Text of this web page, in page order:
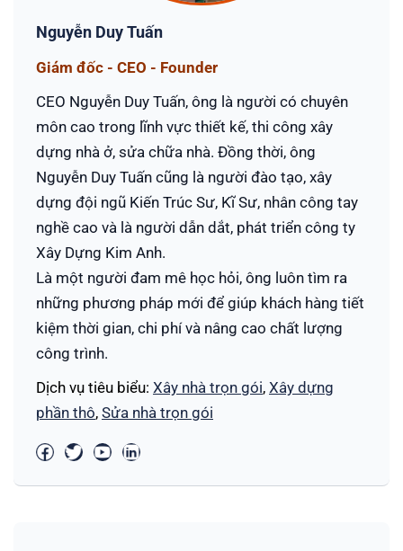
Nguyễn Duy Tuấn
Giám đốc - CEO - Founder
CEO Nguyễn Duy Tuấn, ông là người có chuyên
môn cao trong lĩnh vực thiết kế, thi công xây
dựng nhà ở, sửa chữa nhà. Đồng thời, ông
Nguyễn Duy Tuấn cũng là người đào tạo, xây
dựng đội ngũ Kiến Trúc Sư, Kĩ Sư, nhân công tay
nghề cao và là người dẫn dắt, phát triển công ty
Xây Dựng Kim Anh.
Là một người đam mê học hỏi, ông luôn tìm ra
những phương pháp mới để giúp khách hàng tiết
kiệm thời gian, chi phí và nâng cao chất lượng
công trình.
Dịch vụ tiêu biểu: Xây nhà trọn gói, Xây dựng
phần thô, Sửa nhà trọn gói